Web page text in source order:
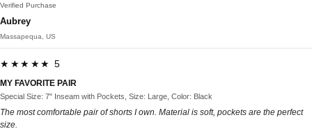
Verified Purchase
Aubrey
Massapequa, US
★★★★★ 5
MY FAVORITE PAIR
Special Size: 7" Inseam with Pockets, Size: Large, Color: Black
The most comfortable pair of shorts I own. Material is soft, pockets are the perfect
size.